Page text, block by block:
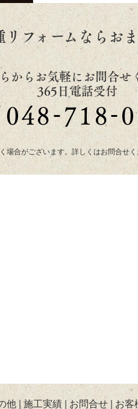
フォームならお
からお気軽にお問合せ
365日電話受付
場合がございます。詳しくはお問合せ
他 施工実績 お問合せ お客